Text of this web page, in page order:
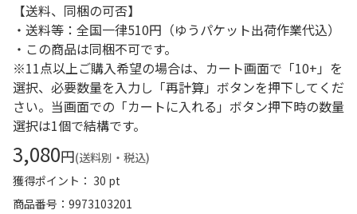
【送料、同梱の可否】
・送料等：全国一律510円（ゆうパケット出荷作業代込）
・この商品は同梱不可です。
※11点以上ご購入希望の場合は、カート画面で「10+」を
選択、必要数量を入力し「再計算」ボタンを押下してくだ
さい。当画面での「カートに入れる」ボタン押下時の数量
選択は1個で結構です。
3,080円(送料別・税込)
獲得ポイント： 30 pt
商品番号
9973103201